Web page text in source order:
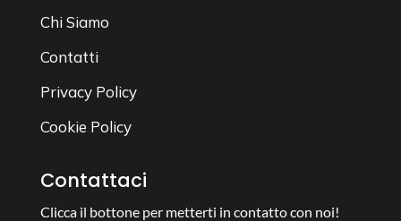
Chi Siamo
Contatti
Privacy Policy
Cookie Policy
Contattaci
Clicca il bottone per metterti in contatto con noi!